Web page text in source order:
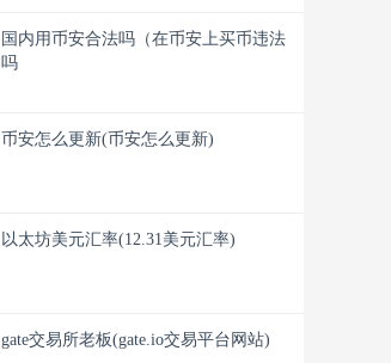
国内用币安合法吗（在币安上买币违法
吗
币安怎么更新(币安怎么更新)
以太坊美元汇率(12.31美元汇率)
gate交易所老板(gate.io交易平台网站)